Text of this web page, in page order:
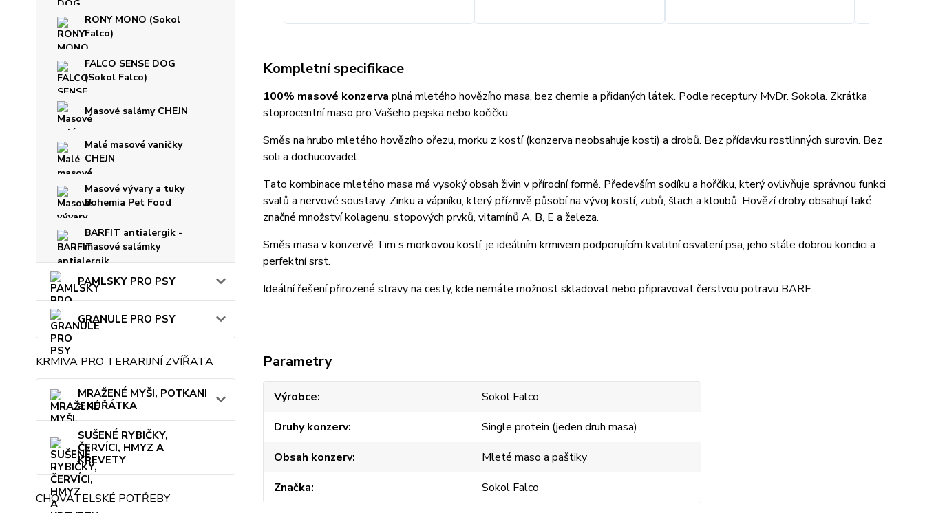
RONY MONO (Sokol
Falco)
FALCO SENSE DOG
(Sokol Falco)
Masové salámy CHEJN
Malé masové vaničky
CHEJN
Masové vývary a tuky
Bohemia Pet Food
BARFIT antialergik -
masové salámky
PAMLSKY PRO PSY
GRANULE PRO PSY
KRMIVA PRO TERARIJNÍ ZVÍŘATA
MRAŽENÉ MYŠI, POTKANI
a KUŘÁTKA
SUŠENÉ RYBIČKY,
ČERVÍCI, HMYZ A
KREVETY
CHOVATELSKÉ POTŘEBY
Kompletní specifikace
100% masové konzerva plná mletého hovězího masa, bez chemie a přidaných látek. Podle receptury MvDr. Sokola. Zkrátka
stoprocentní maso pro Vašeho pejska nebo kočičku.
Směs na hrubo mletého hovězího ořezu, morku z kostí (konzerva neobsahuje kosti) a drobů. Bez přídavku rostlinných surovin. Bez
soli a dochucovadel.
Tato kombinace mletého masa má vysoký obsah živin v přírodní formě. Především sodíku a hořčíku, který ovlivňuje správnou funkci
svalů a nervové soustavy. Zinku a vápníku, který příznivě působí na vývoj kostí, zubů, šlach a kloubů. Hovězí droby obsahují také
značné množství kolagenu, stopových prvků, vitamínů A, B, E a železa.
Směs masa v konzervě Tim s morkovou kostí, je ideálním krmivem podporujícím kvalitní osvalení psa, jeho stále dobrou kondici a
perfektní srst.
Ideální řešení přirozené stravy na cesty, kde nemáte možnost skladovat nebo připravovat čerstvou potravu BARF.
Parametry
Výrobce
Sokol Falco
Druhy konzerv
Single protein (jeden druh masa)
Obsah konzerv
Mleté maso a paštiky
Značka
Sokol Falco